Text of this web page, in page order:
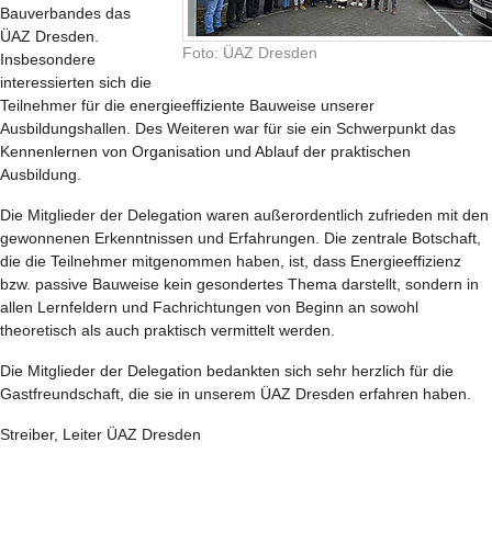
Foto: ÜAZ Dresden
Bauverbandes das
ÜAZ Dresden.
Insbesondere
interessierten sich die
Teilnehmer für die energieeffiziente Bauweise unserer
Ausbildungshallen. Des Weiteren war für sie ein Schwerpunkt das
Kennenlernen von Organisation und Ablauf der praktischen
Ausbildung.
Die Mitglieder der Delegation waren außerordentlich zufrieden mit den
gewonnenen Erkenntnissen und Erfahrungen. Die zentrale Botschaft,
die die Teilnehmer mitgenommen haben, ist, dass Energieeffizienz
bzw. passive Bauweise kein gesondertes Thema darstellt, sondern in
allen Lernfeldern und Fachrichtungen von Beginn an sowohl
theoretisch als auch praktisch vermittelt werden.
Die Mitglieder der Delegation bedankten sich sehr herzlich für die
Gastfreundschaft, die sie in unserem ÜAZ Dresden erfahren haben.
Streiber, Leiter ÜAZ Dresden